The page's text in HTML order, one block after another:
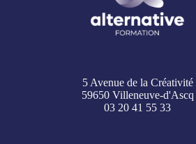
5 Avenue de la Créativité
59650 Villeneuve-d'Ascq
03 20 41 55 33